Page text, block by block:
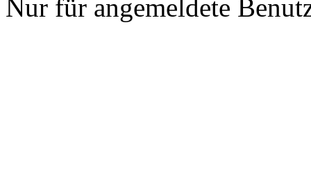
Nur für angemeldete